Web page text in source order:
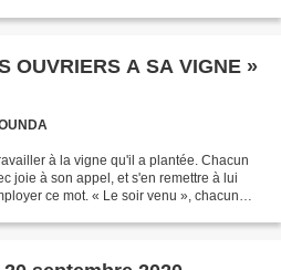
OUVRIERS A SA VIGNE »
à la vigne qu'il a plantée. Chacun
joie à son appel, et s'en remettre à lui
ce mot. « Le soir venu », chacun